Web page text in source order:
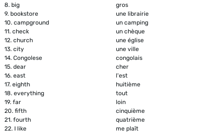
8. big
gros
9. bookstore
une librairie
10. campground
un camping
11. check
un chèque
12. church
une église
13. city
une ville
14. Congolese
congolais
15. dear
cher
16. east
l'est
17. eighth
huitième
18. everything
tout
19. far
loin
20. fifth
cinquième
21. fourth
quatrième
22. I like
me plaît